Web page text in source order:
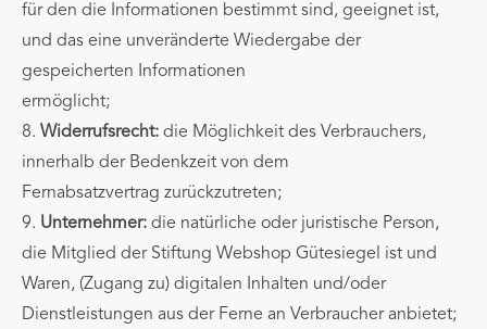
für den die Informationen bestimmt sind, geeignet ist,
und das eine unveränderte Wiedergabe der
gespeicherten Informationen
ermöglicht;
8. Widerrufsrecht: die Möglichkeit des Verbrauchers,
innerhalb der Bedenkzeit von dem
Fernabsatzvertrag zurückzutreten;
9. Unternehmer: die natürliche oder juristische Person,
die Mitglied der Stiftung Webshop Gütesiegel ist und
Waren, (Zugang zu) digitalen Inhalten und/oder
Dienstleistungen aus der Ferne an Verbraucher anbietet;